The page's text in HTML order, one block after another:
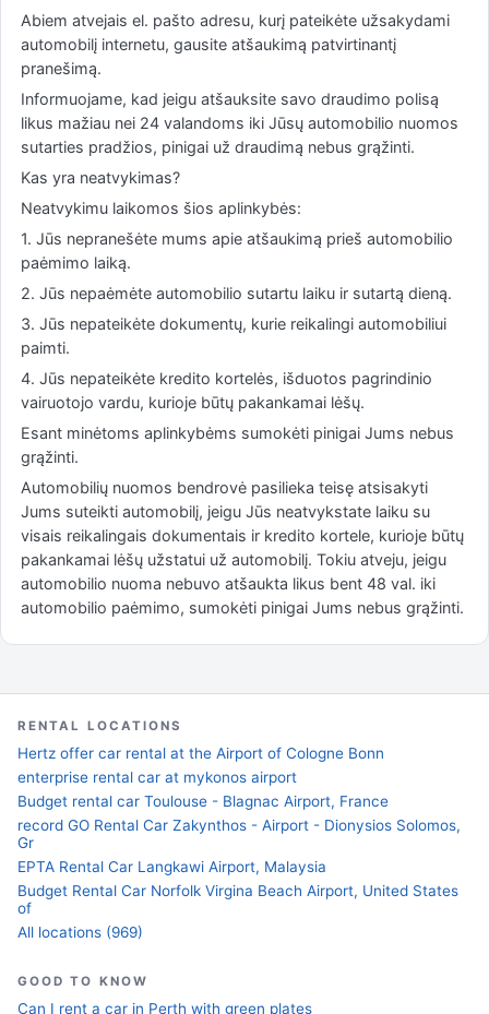
Abiem atvejais el. pašto adresu, kurį pateikėte užsakydami
automobilį internetu, gausite atšaukimą patvirtinantį
pranešimą.
Informuojame, kad jeigu atšauksite savo draudimo polisą
likus mažiau nei 24 valandoms iki Jūsų automobilio nuomos
sutarties pradžios, pinigai už draudimą nebus grąžinti.
Kas yra neatvykimas?
Neatvykimu laikomos šios aplinkybės:
1. Jūs nepranešėte mums apie atšaukimą prieš automobilio
paėmimo laiką.
2. Jūs nepaėmėte automobilio sutartu laiku ir sutartą dieną.
3. Jūs nepateikėte dokumentų, kurie reikalingi automobiliui
paimti.
4. Jūs nepateikėte kredito kortelės, išduotos pagrindinio
vairuotojo vardu, kurioje būtų pakankamai lėšų.
Esant minėtoms aplinkybėms sumokėti pinigai Jums nebus
grąžinti.
Automobilių nuomos bendrovė pasilieka teisę atsisakyti
Jums suteikti automobilį, jeigu Jūs neatvykstate laiku su
visais reikalingais dokumentais ir kredito kortele, kurioje būtų
pakankamai lėšų užstatui už automobilį. Tokiu atveju, jeigu
automobilio nuoma nebuvo atšaukta likus bent 48 val. iki
automobilio paėmimo, sumokėti pinigai Jums nebus grąžinti.
RENTAL LOCATIONS
Hertz offer car rental at the Airport of Cologne Bonn
enterprise rental car at mykonos airport
Budget rental car Toulouse - Blagnac Airport, France
record GO Rental Car Zakynthos - Airport - Dionysios Solomos,
Gr
EPTA Rental Car Langkawi Airport, Malaysia
Budget Rental Car Norfolk Virgina Beach Airport, United States
of
All locations (969)
GOOD TO KNOW
Can I rent a car in Perth with green plates